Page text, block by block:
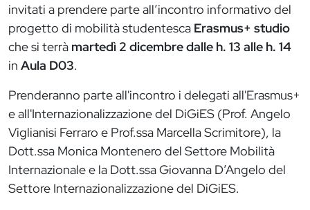
invitati a prendere parte all’incontro informativo del
progetto di mobilità studentesca Erasmus+ studio
che si terrà martedì 2 dicembre dalle h. 13 alle h. 14
in Aula D03.
Prenderanno parte all'incontro i delegati all'Erasmus+
e all'Internazionalizzazione del DiGiES (Prof. Angelo
Viglianisi Ferraro e Prof.ssa Marcella Scrimitore), la
Dott.ssa Monica Montenero del Settore Mobilità
Internazionale e la Dott.ssa Giovanna D’Angelo del
Settore Internazionalizzazione del DiGiES.